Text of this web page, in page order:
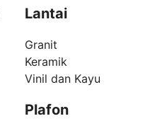
Lantai
Granit
Keramik
Vinil dan Kayu
Plafon